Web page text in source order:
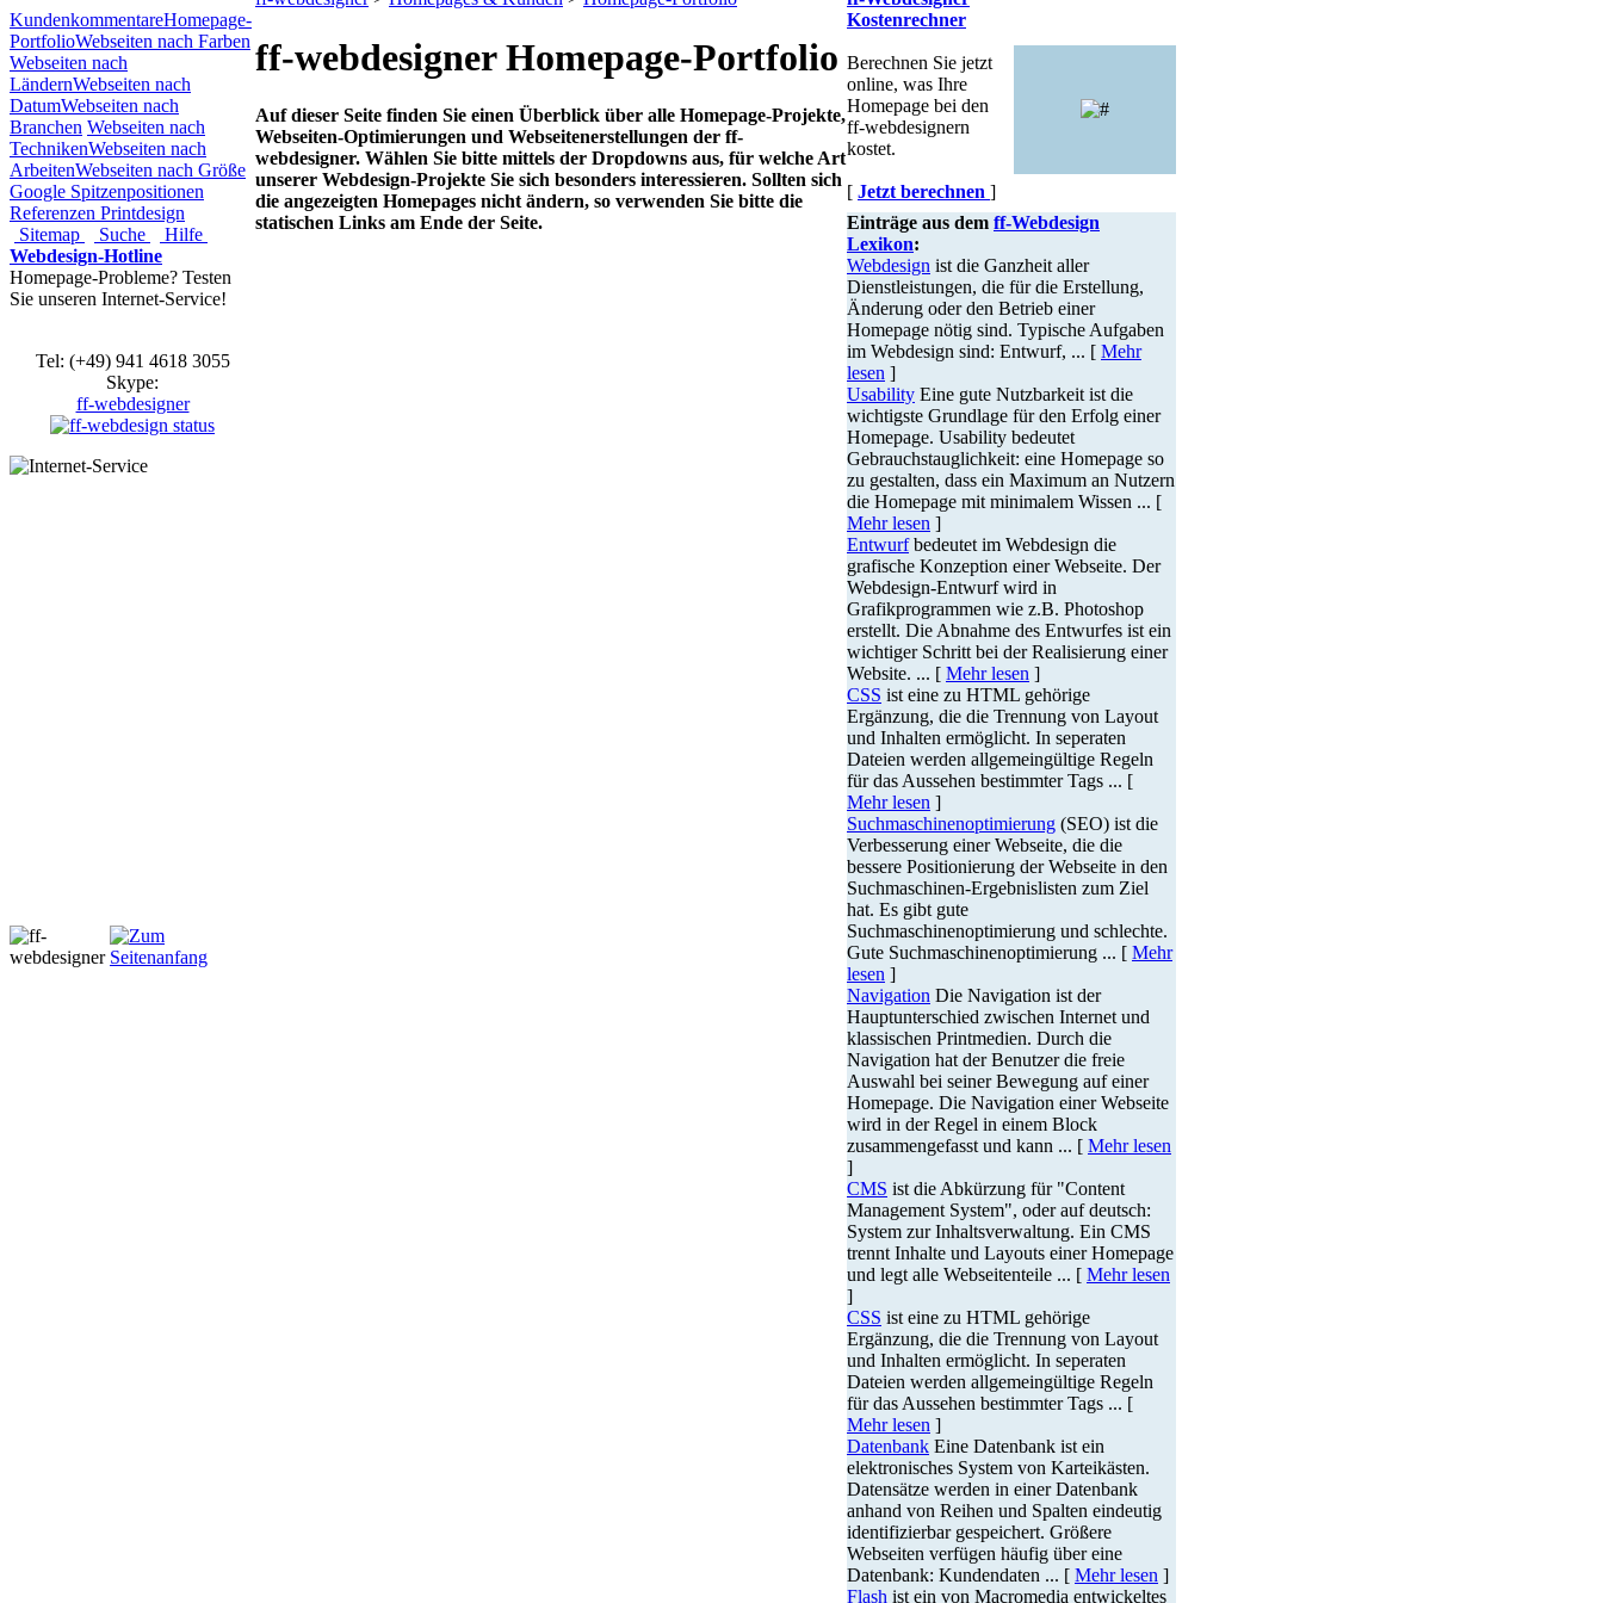
KundenkommentareHomepage-
PortfolioWebseiten nach Farben
Webseiten nach
LändernWebseiten nach
DatumWebseiten nach
Branchen Webseiten nach
TechnikenWebseiten nach
ArbeitenWebseiten nach Größe
Google Spitzenpositionen
Referenzen Printdesign
Sitemap
Suche
Hilfe
Webdesign-Hotline
Homepage-Probleme? Testen
Sie unseren Internet-Service!
Tel: (+49) 941 4618 3055
Skype:
ff-webdesigner
ff-webdesigner Homepage-Portfolio
Auf dieser Seite finden Sie einen Überblick über alle Homepage-Projekte,
Webseiten-Optimierungen und Webseitenerstellungen der ff-
webdesigner. Wählen Sie bitte mittels der Dropdowns aus, für welche Art
unserer Webdesign-Projekte Sie sich besonders interessieren. Sollten sich
die angezeigten Homepages nicht ändern, so verwenden Sie bitte die
statischen Links am Ende der Seite.
Kostenrechner
Berechnen Sie jetzt
online, was Ihre
Homepage bei den
ff-webdesignern
kostet.
[ Jetzt berechnen ]
Einträge aus dem ff-Webdesign
Lexikon:
Webdesign ist die Ganzheit aller
Dienstleistungen, die für die Erstellung,
Änderung oder den Betrieb einer
Homepage nötig sind. Typische Aufgaben
im Webdesign sind: Entwurf, ... [ Mehr
lesen ]
Usability Eine gute Nutzbarkeit ist die
wichtigste Grundlage für den Erfolg einer
Homepage. Usability bedeutet
Gebrauchstauglichkeit: eine Homepage so
zu gestalten, dass ein Maximum an Nutzern
die Homepage mit minimalem Wissen ... [
Mehr lesen ]
Entwurfbedeutet im Webdesign die
grafische Konzeption einer Webseite. Der
Webdesign-Entwurf wird in
Grafikprogrammen wie z.B. Photoshop
erstellt. Die Abnahme des Entwurfes ist ein
wichtiger Schritt bei der Realisierung einer
Website. ... [ Mehr lesen ]
CSS ist eine zu HTML gehörige
Ergänzung, die die Trennung von Layout
und Inhalten ermöglicht. In seperaten
Dateien werden allgemeingültige Regeln
für das Aussehen bestimmter Tags ... [
Mehr lesen ]
Suchmaschinenoptimierung (SEO) ist die
Verbesserung einer Webseite, die die
bessere Positionierung der Webseite in den
Suchmaschinen-Ergebnislisten zum Ziel
hat. Es gibt gute
Suchmaschinenoptimierung und schlechte.
Gute Suchmaschinenoptimierung ... [ Mehr
lesen ]
Navigation Die Navigation ist der
Hauptunterschied zwischen Internet und
klassischen Printmedien. Durch die
Navigation hat der Benutzer die freie
Auswahl bei seiner Bewegung auf einer
Homepage. Die Navigation einer Webseite
wird in der Regel in einem Block
zusammengefasst und kann ... [ Mehr lesen
]
CMS ist die Abkürzung für "Content
Management System", oder auf deutsch:
System zur Inhaltsverwaltung. Ein CMS
trennt Inhalte und Layouts einer Homepage
und legt alle Webseitenteile ... [ Mehr lesen
]
CSS ist eine zu HTML gehörige
Ergänzung, die die Trennung von Layout
und Inhalten ermöglicht. In seperaten
Dateien werden allgemeingültige Regeln
für das Aussehen bestimmter Tags ... [
Mehr lesen ]
Datenbank Eine Datenbank ist ein
elektronisches System von Karteikästen.
Datensätze werden in einer Datenbank
anhand von Reihen und Spalten eindeutig
identifizierbar gespeichert. Größere
Webseiten verfügen häufig über eine
Datenbank: Kundendaten ... [ Mehr lesen ]
Flash ist ein von Macromedia entwickeltes